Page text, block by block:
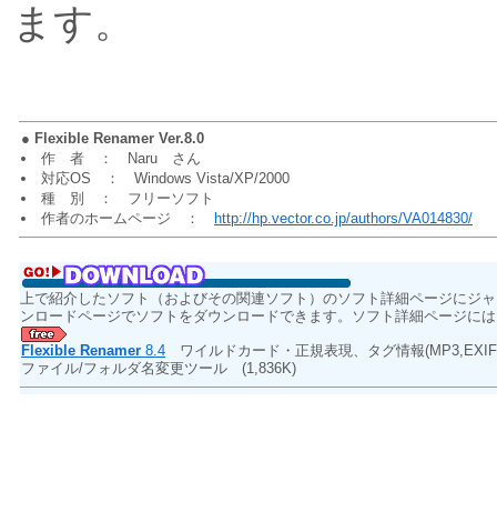
ます。
● Flexible Renamer Ver.8.0
作 者 ： Naru さん
対応OS ： Windows Vista/XP/2000
種 別 ： フリーソフト
作者のホームページ ：
http://hp.vector.co.jp/authors/VA014830/
上で紹介したソフト（およびその関連ソフト）のソフト詳細ページにジ
ンロードページでソフトをダウンロードできます。ソフト詳細ページに
Flexible Renamer 8.4 ワイルドカード・正規表現、タグ情報
ファイル/フォルダ名変更ツール (1,836K)